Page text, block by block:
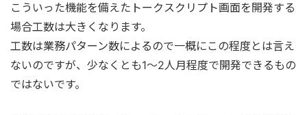
こういった機能を備えたトークスクリプト画面を開発する
場合工数は大きくなります。
工数は業務パターン数によるので一概にこの程度とは言え
ないのですが、少なくとも1～2人月程度で開発できるもの
ではないです。